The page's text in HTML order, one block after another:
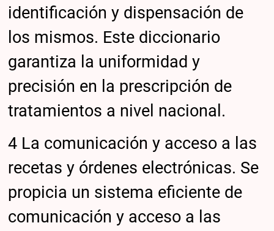
identificación y dispensación de
los mismos. Este diccionario
garantiza la uniformidad y
precisión en la prescripción de
tratamientos a nivel nacional.
4 La comunicación y acceso a las
recetas y órdenes electrónicas. Se
propicia un sistema eficiente de
comunicación y acceso a las